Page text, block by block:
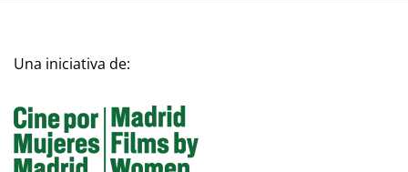
Una iniciativa de: